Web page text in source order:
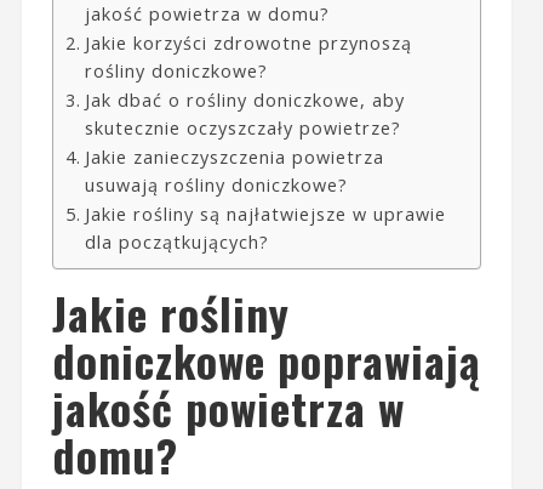
jakość powietrza w domu?
Jakie korzyści zdrowotne przynoszą
rośliny doniczkowe?
Jak dbać o rośliny doniczkowe, aby
skutecznie oczyszczały powietrze?
Jakie zanieczyszczenia powietrza
usuwają rośliny doniczkowe?
Jakie rośliny są najłatwiejsze w uprawie
dla początkujących?
Jakie rośliny
doniczkowe poprawiają
jakość powietrza w
domu?